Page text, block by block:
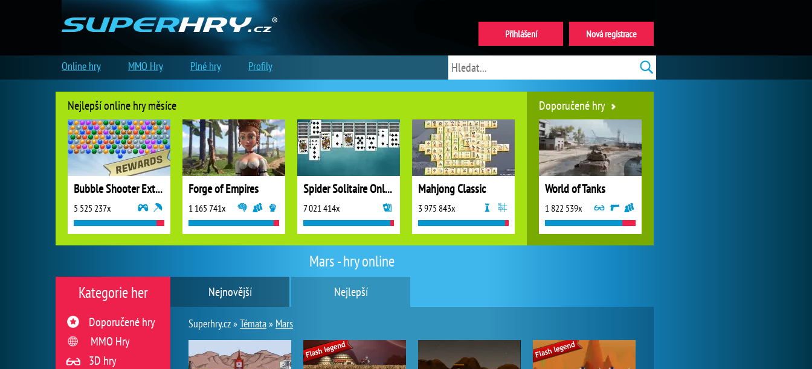
Mars - hry online
Nejnovější Nejlepší
Superhry.cz »Témata» Mars
Kategorie her
Doporučené hry
MMO Hry
3D hry
Nejlepší online hry měsíce
Bubble Shooter Extreme
5 525 237x
Forge of Empires
1 165 741x
Spider Solitaire Online
7 021 414x
Mahjong Classic
3 975 843x
Doporučené hry
World of Tanks
1 822 539x
Nová registrace
Přihlášení
Online hry MMO Hry Plné hry Profily